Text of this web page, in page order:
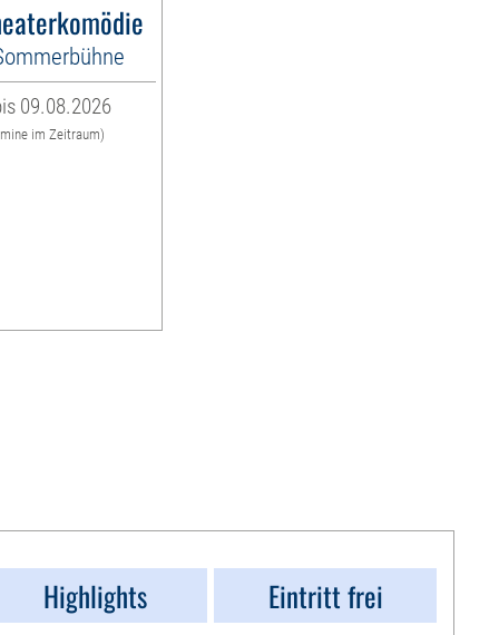
09.08.2026
im Zeitraum)
Highlights Eintritt frei